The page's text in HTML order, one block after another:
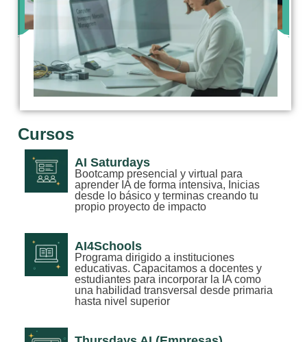
Cursos
AI Saturdays
Bootcamp presencial y virtual para
aprender IA de forma intensiva, Inicias
desde lo básico y terminas creando tu
propio proyecto de impacto
AI4Schools
Programa dirigido a instituciones
educativas. Capacitamos a docentes y
estudiantes para incorporar la IA como
una habilidad transversal desde primaria
hasta nivel superior